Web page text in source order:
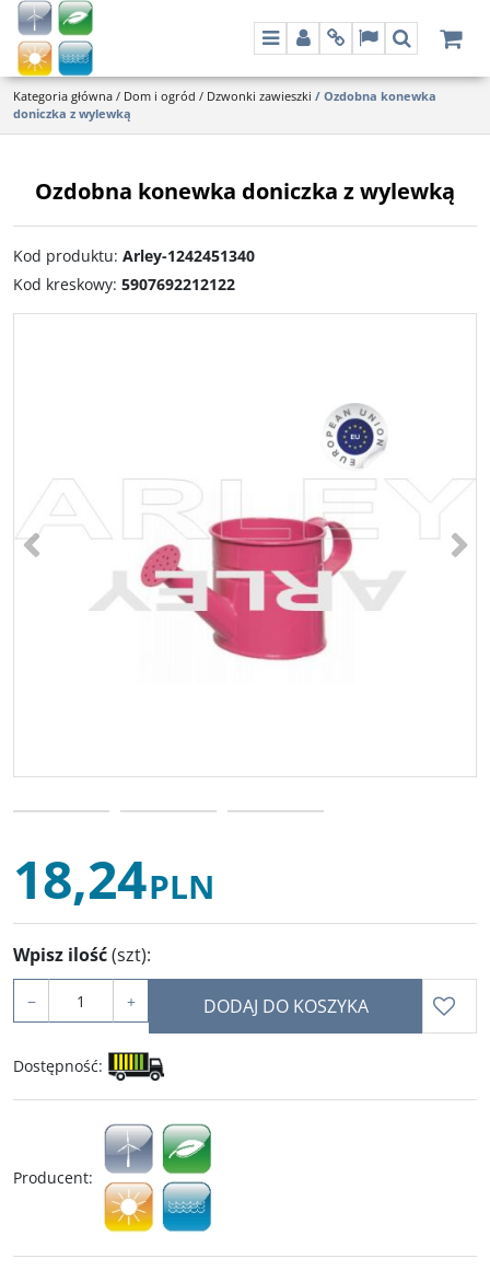
MenuPanelInfoLangSzukaj
Kategoria główna / Dom i ogród / Dzwonki zawieszki / Ozdobna konewka
doniczka z wylewką
Ozdobna konewka doniczka z wylewką
Kod produktu: Arley-1242451340
Kod kreskowy: 5907692212122
<
18,24PLN
Wpisz ilość(szt):
− + DODAJ DO KOSZYKA
Dostępność:
Producent: